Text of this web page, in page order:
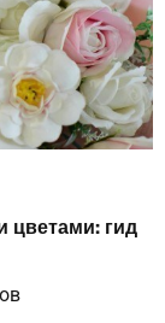
цветами: гид